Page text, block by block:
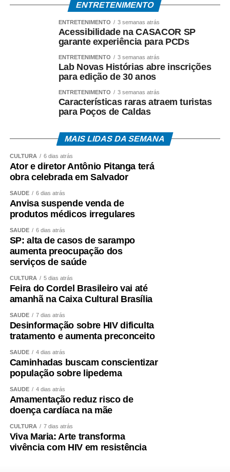
ENTRETENIMENTO
ENTRETENIMENTO 3 semanas atrás
Acessibilidade na CASACOR SP
garante experiência para PCDs
ENTRETENIMENTO 3 semanas atrás
Lab Novas Histórias abre inscrições
para edição de 30 anos
ENTRETENIMENTO 3 semanas atrás
Características raras atraem turistas
para Poços de Caldas
MAIS LIDAS DA SEMANA
CULTURA 6 dias atrás
Ator e diretor Antônio Pitanga terá
obra celebrada em Salvador
SAÚDE 6 dias atrás
Anvisa suspende venda de
produtos médicos irregulares
SAÚDE 6 dias atrás
SP: alta de casos de sarampo
aumenta preocupação dos
serviços de saúde
CULTURA 5 dias atrás
Feira do Cordel Brasileiro vai até
amanhã na Caixa Cultural Brasília
SAÚDE 7 dias atrás
Desinformação sobre HIV dificulta
tratamento e aumenta preconceito
SAÚDE 4 dias atrás
Caminhadas buscam conscientizar
população sobre lipedema
SAÚDE 4 dias atrás
Amamentação reduz risco de
doença cardíaca na mãe
CULTURA 7 dias atrás
Viva Maria: Arte transforma
vivência com HIV em resistência